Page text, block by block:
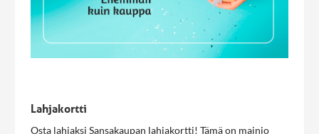
Lahjakortti
Osta lahjaksi Sansakaupan lahjakortti! Tämä on mainio